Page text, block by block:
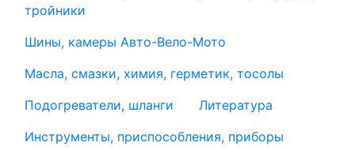
тройники
Шины, камеры Авто-Вело-Мото
Масла, смазки, химия, герметик, тосолы
Подогреватели, шланги
Литература
Инструменты, приспособления, приборы